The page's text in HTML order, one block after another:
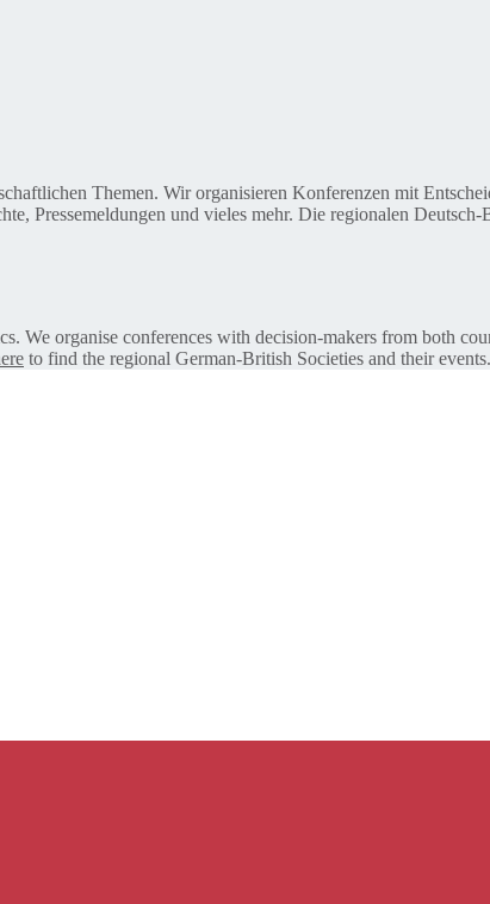
Themen. Wir organisieren Konferenzen mit
Pressemeldungen und vieles mehr. Die regionalen Deutsch-
We organise conferences with decision-makers from both
to find the regional German-British Societies and their events.